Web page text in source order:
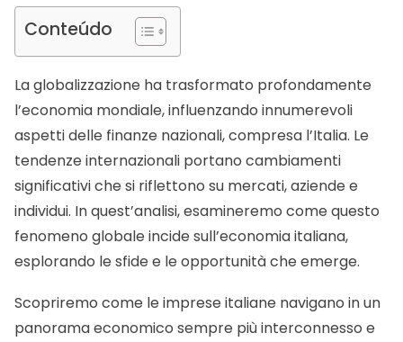
Conteúdo
La globalizzazione ha trasformato profondamente
l’economia mondiale, influenzando innumerevoli
aspetti delle finanze nazionali, compresa l’Italia. Le
tendenze internazionali portano cambiamenti
significativi che si riflettono su mercati, aziende e
individui. In quest’analisi, esamineremo come questo
fenomeno globale incide sull’economia italiana,
esplorando le sfide e le opportunità che emerge.
Scopriremo come le imprese italiane navigano in un
panorama economico sempre più interconnesso e